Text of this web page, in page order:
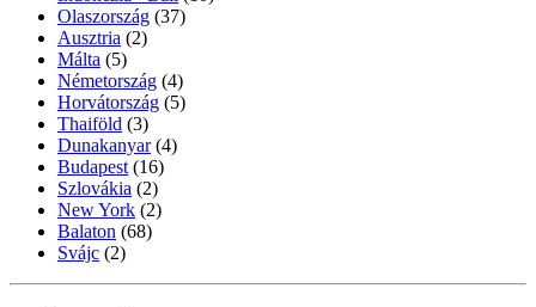
Olaszország (37)
Ausztria (2)
Málta (5)
Németország (4)
Horvátország (5)
Thaiföld (3)
Dunakanyar (4)
Budapest (16)
Szlovákia (2)
New York (2)
Balaton (68)
Svájc (2)